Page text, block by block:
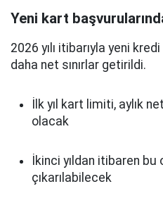
Yeni kart
2026 yılı itibarıyla yeni
daha net sınırlar getirildi.
İlk yıl kart limiti, aylık
olacak
İkinci yıldan itibaren bu
çıkarılabilecek